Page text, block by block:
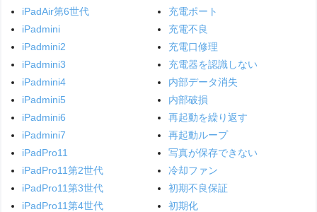
iPadAir第6世代
iPadmini
iPadmini2
iPadmini3
iPadmini4
iPadmini5
iPadmini6
iPadmini7
iPadPro11
iPadPro11第2世代
iPadPro11第3世代
iPadPro11第4世代
充電ポート
充電不良
充電口修理
充電器を認識しない
内部データ消失
内部破損
再起動を繰り返す
再起動ループ
写真が保存できない
冷却ファン
初期不良保証
初期化